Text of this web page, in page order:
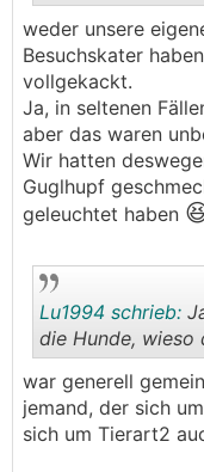
weder unsere
Besuchskater
vollgekackt.
Ja, in seltenen
aber das waren
Wir hatten
Guglhupf
geleuchtet haben
Lu1994 schrieb:
die Hunde, wieso
war generell
jemand, der sich
sich um Tierart2